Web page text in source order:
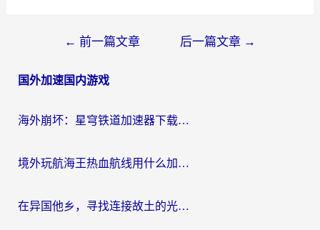
导
← 前一篇文章 后一篇文章 →
国外加速国内游戏
海外崩坏：星穹铁道加速器下载安装：一份给游子的终极网络指南
境外玩航海王热血航线用什么加速器？2026海外玩家实测最优方案（附欧洲问道堡垒前线加速技巧）
在异国他乡，寻找连接故土的光明大陆免费加速器